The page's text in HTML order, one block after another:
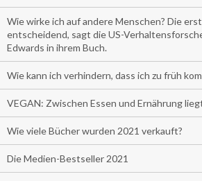
Wie wirke ich auf andere Menschen? Die
entscheidend, sagt die US-
Edwards in ihrem Buch.
Wie kann ich verhindern, dass ich zu früh
VEGAN: Zwischen Essen und Ernährung
Wie viele Bücher wurden 2021 verkauft?
Die Medien-Bestseller 2021